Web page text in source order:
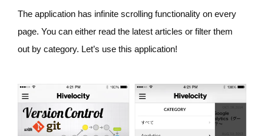
The application has infinite scrolling functionality on every
page. You can either read the latest articles or filter them
out by category. Let’s use this application!